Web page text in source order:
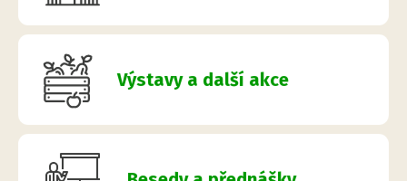
Výstavy a další akce